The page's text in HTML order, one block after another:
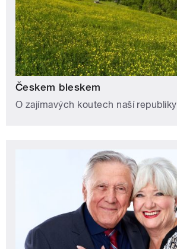
Českem bleskem
O zajímavých koutech naší republiky